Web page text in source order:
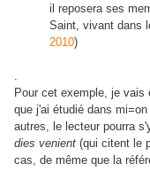
il reposera ses
Saint, vivant dans
2010)
.
Pour cet exemple, je
que j'ai étudié dans
autres, le lecteur pourra
dies venient (qui citent le
cas, de même que la